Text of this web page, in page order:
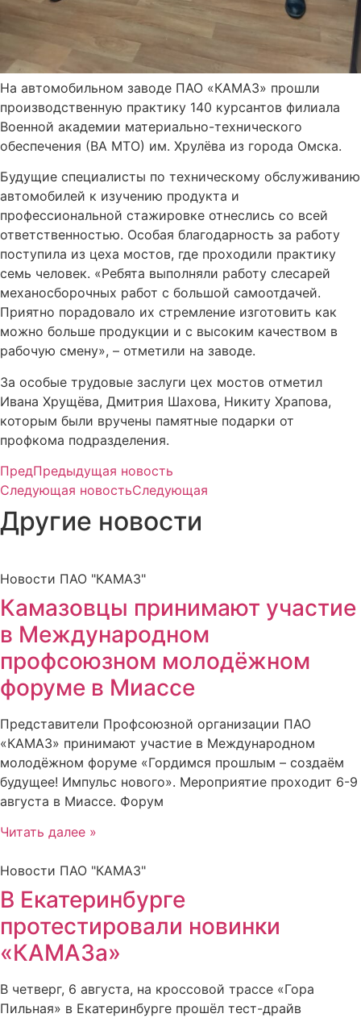
На автомобильном заводе ПАО «КАМАЗ» прошли
производственную практику 140 курсантов филиала
Военной академии материально-технического
обеспечения (ВА МТО) им. Хрулёва из города Омска.
Будущие специалисты по техническому обслуживанию
автомобилей к изучению продукта и
профессиональной стажировке отнеслись со всей
ответственностью. Особая благодарность за работу
поступила из цеха мостов, где проходили практику
семь человек. «Ребята выполняли работу слесарей
механосборочных работ с большой самоотдачей.
Приятно порадовало их стремление изготовить как
можно больше продукции и с высоким качеством в
рабочую смену», – отметили на заводе.
За особые трудовые заслуги цех мостов отметил
Ивана Хрущёва, Дмитрия Шахова, Никиту Храпова,
которым были вручены памятные подарки от
профкома подразделения.
ПредПредыдущая новость
Следующая новостьСледующая
Другие новости
Новости ПАО "КАМАЗ"
Камазовцы принимают участие
в Международном
профсоюзном молодёжном
форуме в Миассе
Представители Профсоюзной организации ПАО
«КАМАЗ» принимают участие в Международном
молодёжном форуме «Гордимся прошлым – создаём
будущее! Импульс нового». Мероприятие проходит 6-9
августа в Миассе. Форум
Читать далее »
Новости ПАО "КАМАЗ"
В Екатеринбурге
протестировали новинки
«КАМАЗа»
В четверг, 6 августа, на кроссовой трассе «Гора
Пильная» в Екатеринбурге прошёл тест-драйв